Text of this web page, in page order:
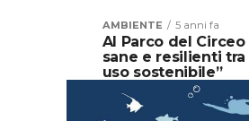
AMBIENTE 5 anni fa
Al Parco del
sane e resilienti
uso sostenibile”